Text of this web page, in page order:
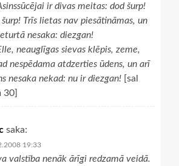
ir divas meitas: dod šurp!
šurp! Trīs lietas nav piesātināmas, un
nesaka: diezgan!
neauglīgas sievas klēpis, zeme,
nespēdama atdzerties ūdens, un arī
nesaka nekad: nu ir diezgan! [sal
30]
saka:
19:33
valstība nenāk ārīgi redzamā veidā.